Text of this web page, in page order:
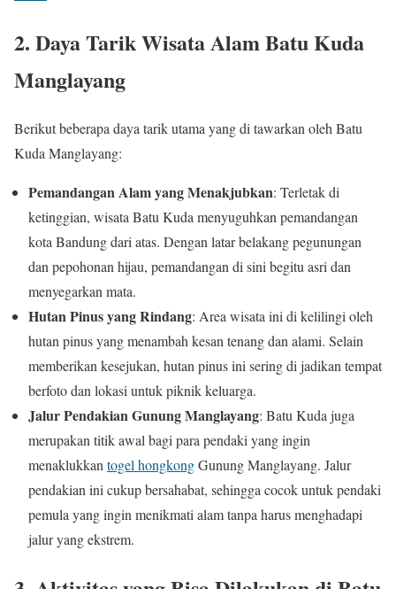
2. Daya Tarik Wisata Alam Batu Kuda
Manglayang
Berikut beberapa daya tarik utama yang di tawarkan oleh Batu
Kuda Manglayang:
Pemandangan Alam yang Menakjubkan: Terletak di
ketinggian, wisata Batu Kuda menyuguhkan pemandangan
kota Bandung dari atas. Dengan latar belakang pegunungan
dan pepohonan hijau, pemandangan di sini begitu asri dan
menyegarkan mata.
Hutan Pinus yang Rindang: Area wisata ini di kelilingi oleh
hutan pinus yang menambah kesan tenang dan alami. Selain
memberikan kesejukan, hutan pinus ini sering di jadikan tempat
berfoto dan lokasi untuk piknik keluarga.
Jalur Pendakian Gunung Manglayang: Batu Kuda juga
merupakan titik awal bagi para pendaki yang ingin
menaklukkan togel hongkongGunung Manglayang. Jalur
pendakian ini cukup bersahabat, sehingga cocok untuk pendaki
pemula yang ingin menikmati alam tanpa harus menghadapi
jalur yang ekstrem.